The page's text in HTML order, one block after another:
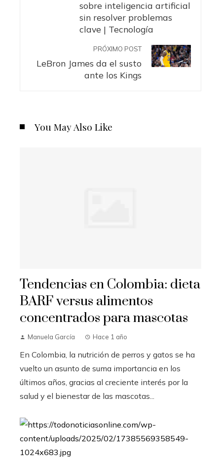
sobre inteligencia artificial
sin resolver problemas
clave | Tecnología
PRÓXIMO POST
LeBron James da el susto
ante los Kings
You May Also Like
Tendencias en Colombia: dieta
BARF versus alimentos
concentrados para mascotas
Manuela García Hace 1 año
En Colombia, la nutrición de perros y gatos se ha
vuelto un asunto de suma importancia en los
últimos años, gracias al creciente interés por la
salud y el bienestar de las mascotas...